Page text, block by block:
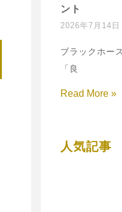
ント
2026年7月14日
ブラックホー
「良
Read More »
人気記事